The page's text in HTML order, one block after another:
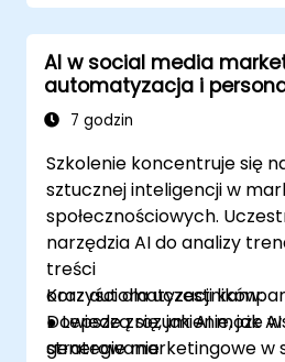
rynku.
Projektować
pracy wspomagany
poprawić
decyzji w zespołach
AI w social media
automatyzacja i
7 godzin
Szkolenie koncentruje się
sztucznej inteligencji w
społecznościowych.
narzędzia AI do analizy
treści
oraz automatyzacji
Dowiedzą się, jak AI może
generowanie
Korzyści dla uczestników:
● Lepsze zrozumienie, jak
strategie marketingowe w